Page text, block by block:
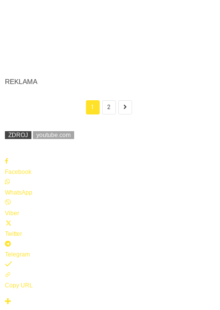
REKLAMA
1 2
ZDROJ youtube.com
Facebook
WhatsApp
Viber
Twitter
Telegram
Copy URL